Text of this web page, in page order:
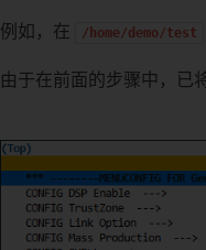
例如，在 /home/demo/test
由于在前面的步骤中，已